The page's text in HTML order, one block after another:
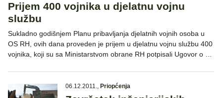
Prijem 400 vojnika u djelatnu vojnu
službu
Sukladno godišnjem Planu pribavljanja djelatnih vojnih osoba u
OS RH, ovih dana proveden je prijem u djelatnu vojnu službu 400
vojnika, koji su sa Ministarstvom obrane RH potpisali Ugovor o …
06.12.2011., Priopćenja